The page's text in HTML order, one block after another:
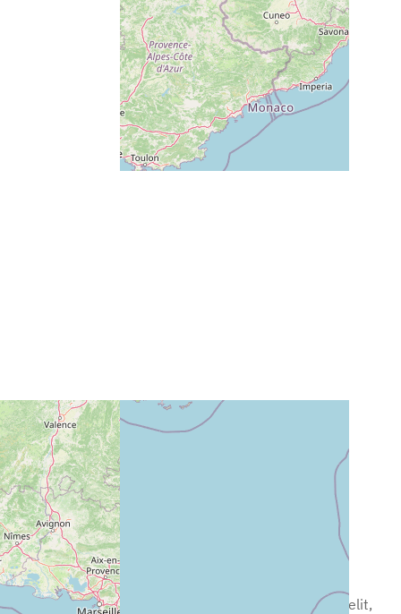
Exclusive Tips
Nearby Activities
Lorem ipsum dolor sit amet, consectetur adipiscing elit,